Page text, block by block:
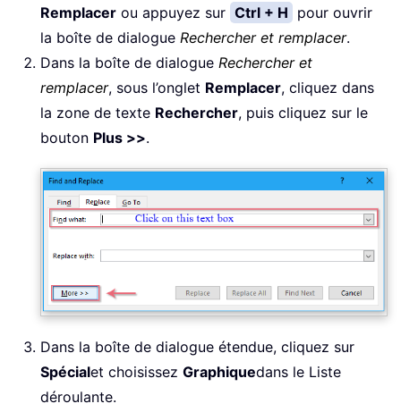
Remplacer ou appuyez sur Ctrl + H pour ouvrir
la boîte de dialogue Rechercher et remplacer.
Dans la boîte de dialogue Rechercher et
remplacer, sous l’onglet Remplacer, cliquez dans
la zone de texte Rechercher, puis cliquez sur le
bouton Plus >>.
Dans la boîte de dialogue étendue, cliquez sur
Spécialet choisissez Graphiquedans le Liste
déroulante.